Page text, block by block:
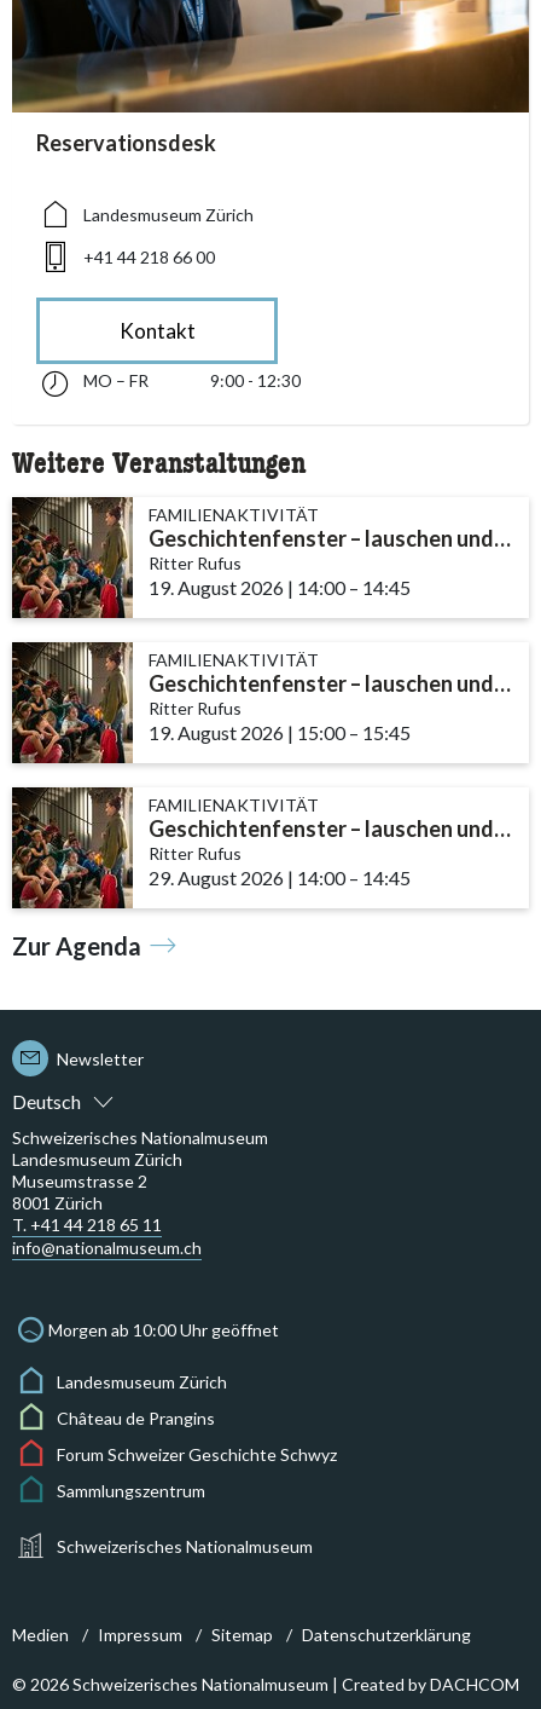
accessibility.sr-only.person_card_info
Reservationsdesk
accessibility.sr-only.museum
Landesmuseum Zürich
accessibility.sr-only.phone
+41 44 218 66 00
Kontakt
accessibility.sr-only.opening_hours
Montag bis Freitag 09:00 - 12:30
MO – FR 9:00 - 12:30
Weitere Veranstaltungen
FAMILIENAKTIVITÄT
Geschichtenfenster – lauschen und entdecken
Ritter Rufus
19. August 2026 | 14:00accessibility.time_to
– 14:45
FAMILIENAKTIVITÄT
Geschichtenfenster – lauschen und entdecken
Ritter Rufus
19. August 2026 | 15:00accessibility.time_to
– 15:45
FAMILIENAKTIVITÄT
Geschichtenfenster – lauschen und entdecken
Ritter Rufus
29. August 2026 | 14:00accessibility.time_to
– 14:45
Zur Agenda
Deutsch
Newsletter
Schweizerisches Nationalmuseum
Landesmuseum Zürich
Museumstrasse 2
8001 Zürich
T. +41 44 218 65 11
info@nationalmuseum.ch
Morgen ab 10:00 Uhr geöffnet
Landesmuseum Zürich
Château de Prangins
Forum Schweizer Geschichte Schwyz
Sammlungszentrum
Schweizerisches Nationalmuseum
Medien Impressum Sitemap Datenschutzerklärung
© 2026 Schweizerisches Nationalmuseum | Created byDACHCOM